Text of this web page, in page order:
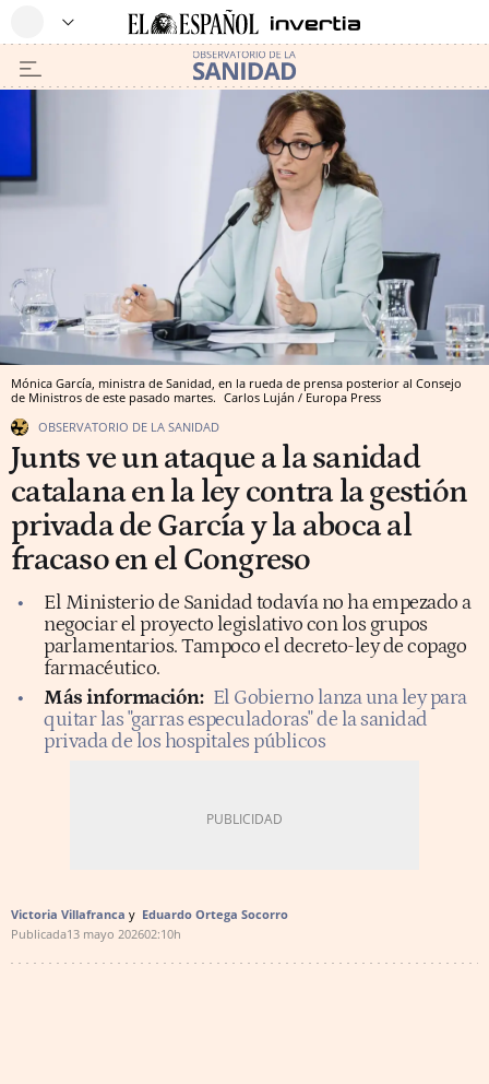
Mónica García, ministra de Sanidad, en la rueda de prensa posterior al Consejo
de Ministros de este pasado martes. Carlos Luján / Europa Press
OBSERVATORIO DE LA SANIDAD
Junts ve un ataque a la sanidad
catalana en la ley contra la gestión
privada de García y la aboca al
fracaso en el Congreso
El Ministerio de Sanidad todavía no ha empezado a
negociar el proyecto legislativo con los grupos
parlamentarios. Tampoco el decreto-ley de copago
farmacéutico.
Más información: El Gobierno lanza una ley para
quitar las "garras especuladoras" de la sanidad
privada de los hospitales públicos
Victoria Villafranca
Eduardo Ortega Socorro
Publicada13 mayo 202602:10h